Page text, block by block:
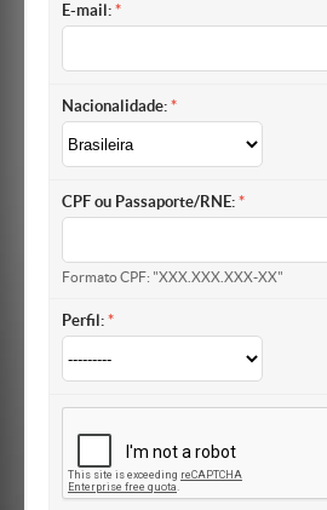
E-mail:
Nacionalidade:
CPF ou Passaporte/RNE:
Formato CPF: "XXX.XXX.XXX-XX"
Perfil: